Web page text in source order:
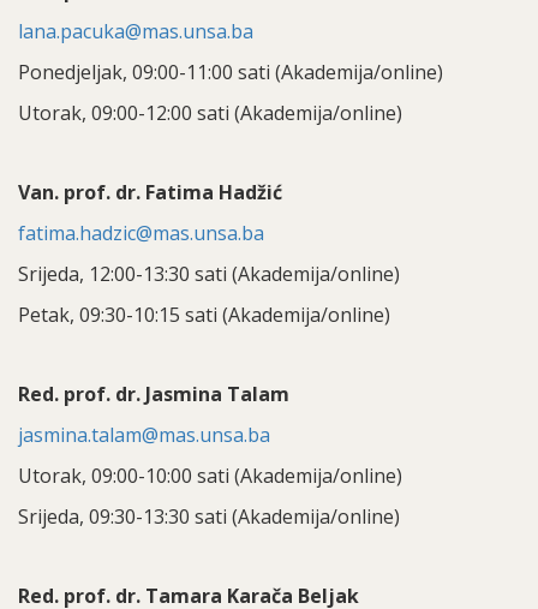
lana.pacuka@mas.unsa.ba
Ponedjeljak, 09:00-11:00 sati (Akademija/online)
Utorak, 09:00-12:00 sati (Akademija/online)
Van. prof. dr. Fatima Hadžić
fatima.hadzic@mas.unsa.ba
Srijeda, 12:00-13:30 sati (Akademija/online)
Petak, 09:30-10:15 sati (Akademija/online)
Red. prof. dr. Jasmina Talam
jasmina.talam@mas.unsa.ba
Utorak, 09:00-10:00 sati (Akademija/online)
Srijeda, 09:30-13:30 sati (Akademija/online)
Red. prof. dr. Tamara Karača Beljak